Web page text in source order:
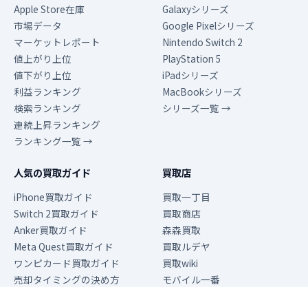
Apple Store在庫
市場データ
マーケットレポート
値上がり上位
値下がり上位
利益ランキング
検索ランキング
連続上昇ランキング
ランキング一覧 →
Galaxyシリーズ
Google Pixelシリーズ
Nintendo Switch 2
PlayStation 5
iPadシリーズ
MacBookシリーズ
シリーズ一覧 →
人気の買取ガイド
iPhone買取ガイド
Switch 2買取ガイド
Anker買取ガイド
Meta Quest買取ガイド
ワンピカード買取ガイド
売却タイミングの決め方
買取店
買取一丁目
買取商店
森森買取
買取ルデヤ
買取wiki
モバイル一番